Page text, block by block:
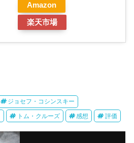
Amazon
楽天市場
ジョセフ・コシンスキー
トム・クルーズ 感想 評価